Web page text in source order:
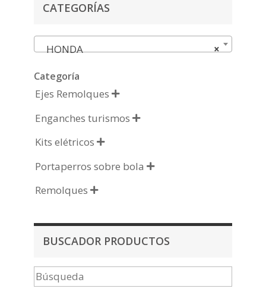
CATEGORÍAS
×
HONDA
Categoría
Ejes Remolques 
Enganches turismos 
Kits elétricos 
Portaperros sobre bola 
Remolques 
BUSCADOR PRODUCTOS